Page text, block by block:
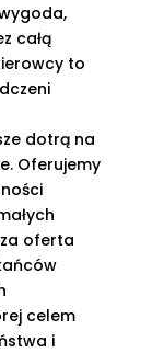
całą
to
dotrą na
Oferujemy
oferta
celem
i